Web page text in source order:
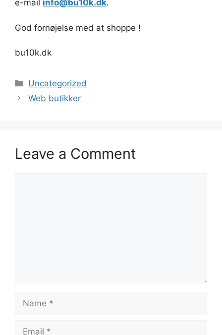
e-mail info@bu10k.dk.
God fornøjelse med at shoppe !
bu10k.dk
Categories
Uncategorized
Web butikker
Leave a Comment
Name
Email